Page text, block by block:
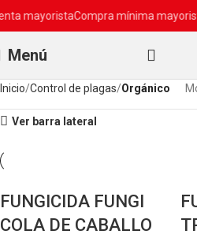
Menú
Inicio Control de plagas Orgánico
Ver barra lateral
FUNGICIDA FUNGI
COLA DE CABALLO
mayoristaCompra mínima